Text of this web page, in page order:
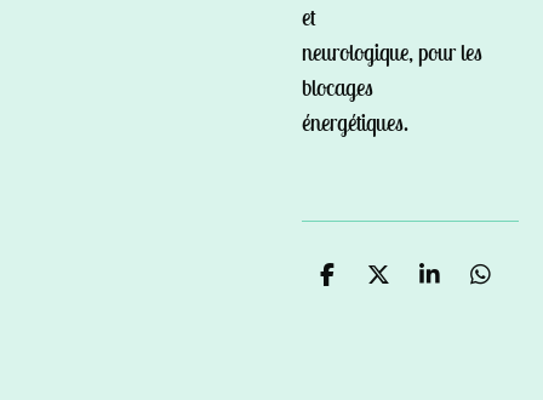
et
neurologique, pour les
blocages
énergétiques.
P
P
P
P